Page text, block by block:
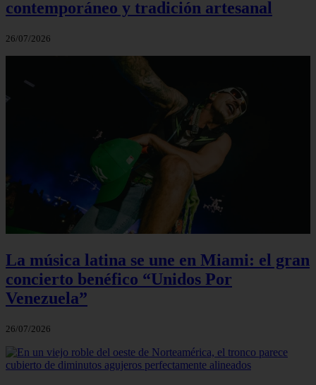
contemporáneo y tradición artesanal
26/07/2026
La música latina se une en Miami: el gran
concierto benéfico “Unidos Por
Venezuela”
26/07/2026